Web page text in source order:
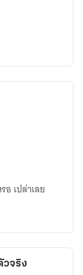
อ เปล่าเลย
วจริง